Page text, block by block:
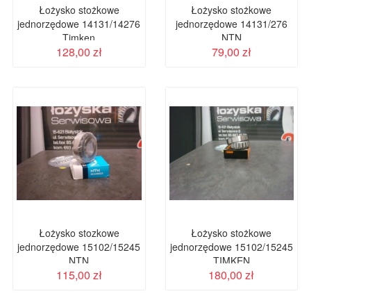
Łożysko stożkowe
jednorzędowe 14131/14276
Timken
128,00 zł
Łożysko stożkowe
jednorzędowe 14131/276
NTN
79,00 zł
Łożysko stozkowe
jednorzędowe 15102/15245
NTN
115,00 zł
Łożysko stożkowe
jednorzędowe 15102/15245
TIMKEN
180,00 zł